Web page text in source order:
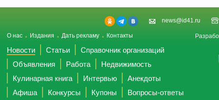
news@id41.ru
О нас Издания Дать рекламу Контакты
Новости Статьи
Справочник организаций
Объявления
Работа
Недвижимость
Кулинарная книга
Интервью
Анекдоты
Афиша
Конкурсы Купоны
Вопросы-ответы